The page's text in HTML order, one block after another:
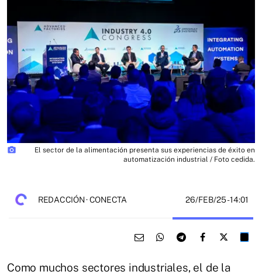
photo_camera
El sector de la alimentación presenta sus experiencias de éxito en
automatización industrial / Foto cedida.
REDACCIÓN · CONECTA 26/FEB/25- 14:01
Como muchos sectores industriales, el de la